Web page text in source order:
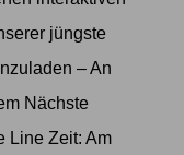
jüngste
– An
Nächste
Line Zeit: Am